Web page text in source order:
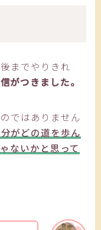
までやりきれ
がつきました。
ではありません
がどの道を歩ん
ないかと思って